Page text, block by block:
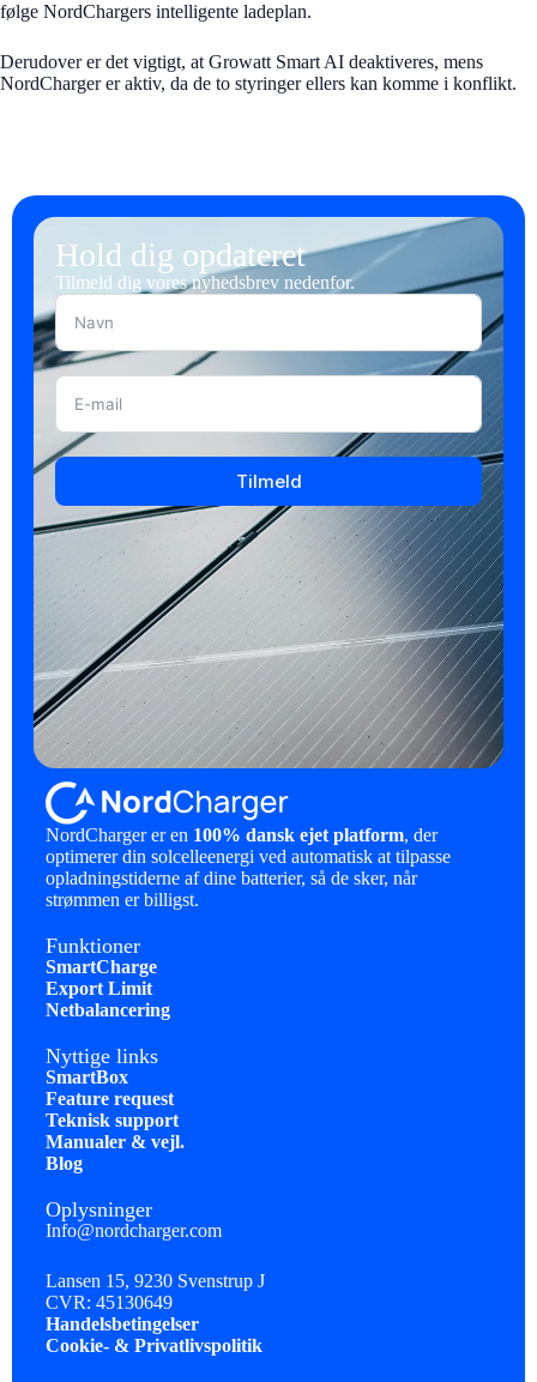
følge NordChargers intelligente ladeplan.
Derudover er det vigtigt, at Growatt Smart AI deaktiveres, mens
NordCharger er aktiv, da de to styringer ellers kan komme i konflikt.
Hold dig opdateret
Tilmeld dig vores nyhedsbrev nedenfor.
Tilmeld
NordCharger er en 100% dansk ejet platform, der
optimerer din solcelleenergi ved automatisk at tilpasse
opladningstiderne af dine batterier, så de sker, når
strømmen er billigst.
Funktioner
SmartCharge
Export Limit
Netbalancering
Nyttige links
SmartBox
Feature request
Teknisk support
Manualer & vejl.
Blog
Oplysninger
Info@nordcharger.com
Lansen 15, 9230 Svenstrup J
CVR: 45130649
Handelsbetingelser
Cookie- & Privatlivspolitik